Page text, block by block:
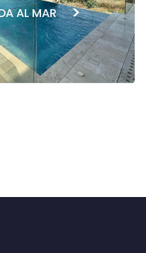
AL MAR >